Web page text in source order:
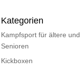
Kategorien
Kampfsport für ältere und
Senioren
Kickboxen